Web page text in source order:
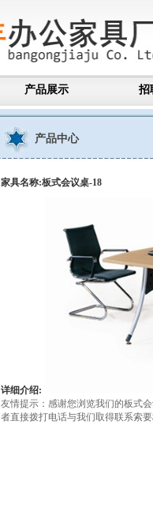
产品展示 招
产品中心
家具名称:板式会议桌-18
详细介绍:
友情提示：感谢您浏览我们的板式
者直接拨打电话与我们取得联系索